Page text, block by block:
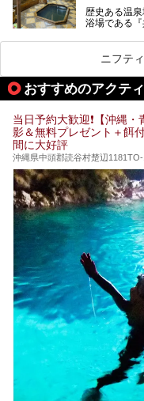
いくつ読め
歴史ある温
浴場である
特徴です。
共同浴場は
共同湯文化
は“共同湯王
今回は地元
した中から
めぐりの参
ニフテ
おすすめのアクテ
当日予約大歓迎❗【沖縄
影＆無料プレゼント＋餌
間に大好評
沖縄県中頭郡読谷村楚辺